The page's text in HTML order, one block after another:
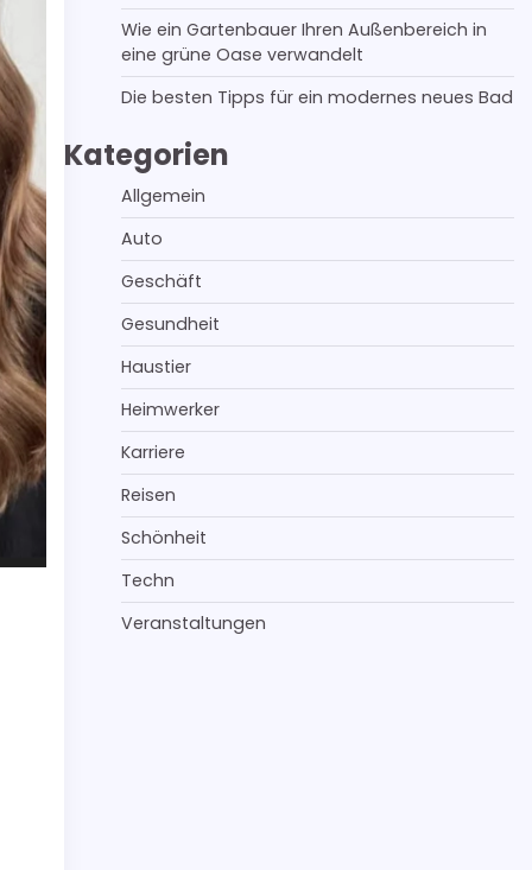
Wie ein Gartenbauer Ihren Außenbereich in
eine grüne Oase verwandelt
Die besten Tipps für ein modernes neues Bad
Kategorien
Allgemein
Auto
Geschäft
Gesundheit
Haustier
Heimwerker
Karriere
Reisen
Schönheit
Techn
Veranstaltungen